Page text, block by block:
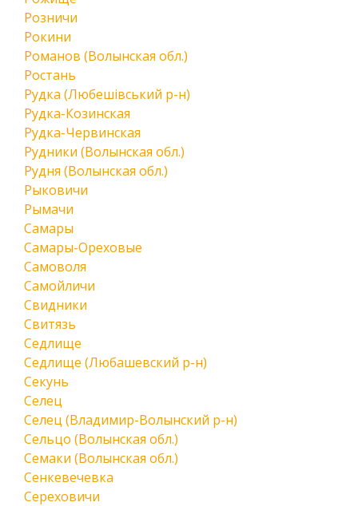
Розничи
Рокини
Романов (Волынская обл.)
Ростань
Рудка (Любешівський р-н)
Рудка-Козинская
Рудка-Червинская
Рудники (Волынская обл.)
Рудня (Волынская обл.)
Рыковичи
Рымачи
Самары
Самары-Ореховые
Самоволя
Самойличи
Свидники
Свитязь
Седлище
Седлище (Любашевский р-н)
Секунь
Селец
Селец (Владимир-Волынский р-н)
Сельцо (Волынская обл.)
Семаки (Волынская обл.)
Сенкевечевка
Сереховичи